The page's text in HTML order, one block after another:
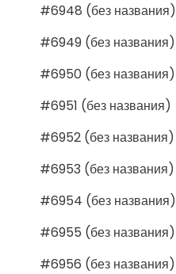
#6948 (без названия)
#6949 (без названия)
#6950 (без названия)
#6951 (без названия)
#6952 (без названия)
#6953 (без названия)
#6954 (без названия)
#6955 (без названия)
#6956 (без названия)